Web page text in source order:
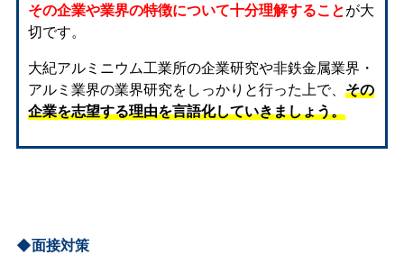
その企業や業界の特徴について十分理解することが大
切です。
大紀アルミニウム工業所の企業研究や非鉄金属業界・
アルミ業界の業界研究をしっかりと行った上で、 その
企業を志望する理由を言語化していきましょう。
◆面接対策